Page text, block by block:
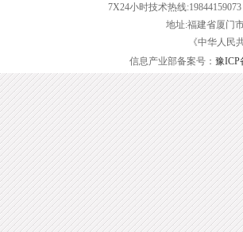
7X24小时技术热线
地址:福建省厦门
《中华人民
信息产业部备案号： 豫ICP